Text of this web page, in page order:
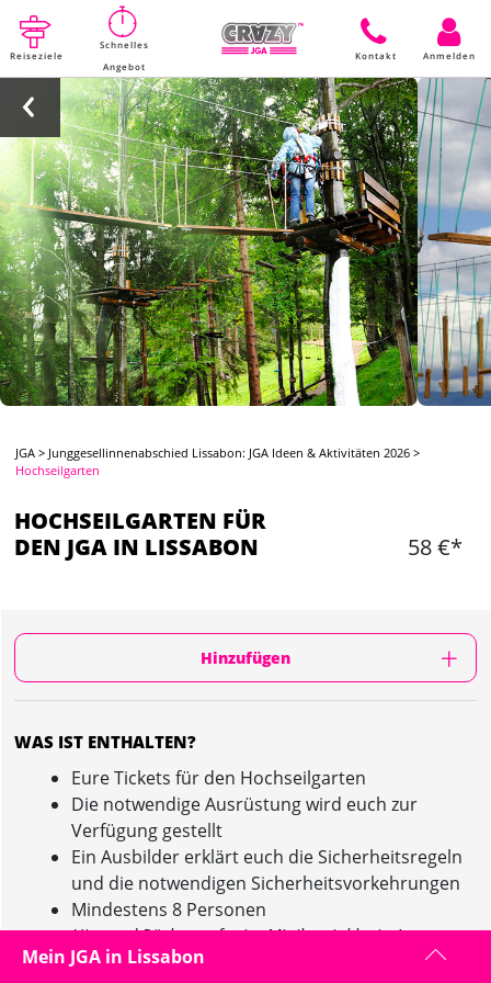
Reiseziele
Schnelles
Angebot
Kontakt Anmelden
JGA > Junggesellinnenabschied Lissabon: JGA Ideen & Aktivitäten 2026 >
Hochseilgarten
HOCHSEILGARTEN FÜR
DEN JGA IN LISSABON
58 €*
Hinzufügen
WAS IST ENTHALTEN?
Eure Tickets für den Hochseilgarten
Die notwendige Ausrüstung wird euch zur
Verfügung gestellt
Ein Ausbilder erklärt euch die Sicherheitsregeln
und die notwendigen Sicherheitsvorkehrungen
Mindestens 8 Personen
Hin- und Rücktransfer im Minibus inklusive!
Mein JGA in Lissabon